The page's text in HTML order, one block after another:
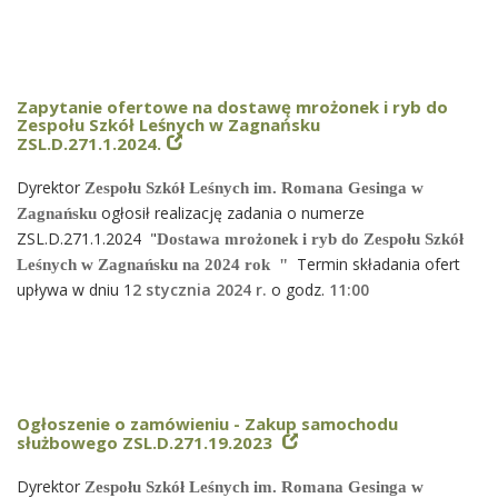
Zapytanie ofertowe na dostawę mrożonek i ryb do
Zespołu Szkół Leśnych w Zagnańsku
ZSL.D.271.1.2024.
Dyrektor Zespołu Szkół Leśnych im. Romana Gesinga w
Zagnańsku ogłosił realizację zadania o numerze
ZSL.D.271.1.2024 "Dostawa mrożonek i ryb do Zespołu Szkół
Leśnych w Zagnańsku na 2024 rok "
Termin składania ofert
upływa w dniu 1 2 stycznia 2024 r. o godz. 11:00
Ogłoszenie o zamówieniu - Zakup samochodu
służbowego ZSL.D.271.19.2023
Dyrektor Zespołu Szkół Leśnych im. Romana Gesinga w